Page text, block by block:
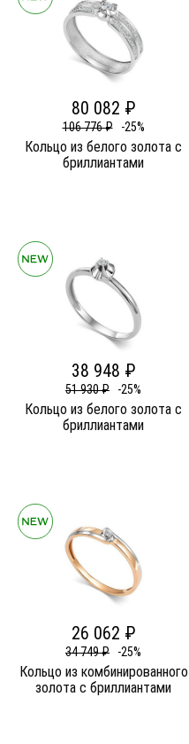
80 082 ₽
106 776 ₽ -25%
Кольцо из белого золота c
бриллиантами
38 948 ₽
51 930 ₽ -25%
Кольцо из белого золота c
бриллиантами
26 062 ₽
34 749 ₽ -25%
Кольцо из комбинированного
золота c бриллиантами